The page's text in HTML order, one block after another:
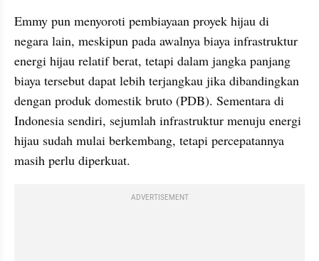
Emmy pun menyoroti pembiayaan proyek hijau di
negara lain, meskipun pada awalnya biaya infrastruktur
energi hijau relatif berat, tetapi dalam jangka panjang
biaya tersebut dapat lebih terjangkau jika dibandingkan
dengan produk domestik bruto (PDB). Sementara di
Indonesia sendiri, sejumlah infrastruktur menuju energi
hijau sudah mulai berkembang, tetapi percepatannya
masih perlu diperkuat.
ADVERTISEMENT